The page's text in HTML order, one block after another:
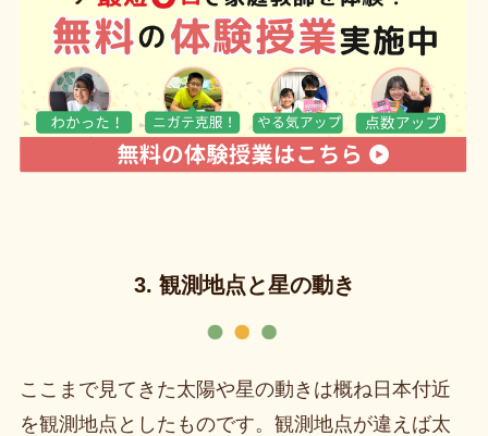
3. 観測地点と星の動き
ここまで見てきた太陽や星の動きは概ね日本付近
を観測地点としたものです。観測地点が違えば太